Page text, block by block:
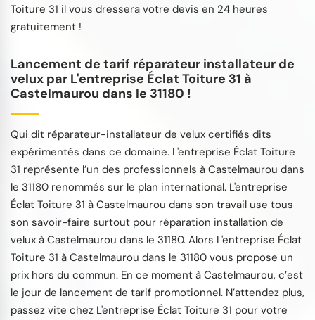
Toiture 31 il vous dressera votre devis en 24 heures
gratuitement !
Lancement de tarif réparateur installateur de
velux par L'entreprise Éclat Toiture 31 à
Castelmaurou dans le 31180 !
Qui dit réparateur-installateur de velux certifiés dits
expérimentés dans ce domaine. L'entreprise Éclat Toiture
31 représente l’un des professionnels à Castelmaurou dans
le 31180 renommés sur le plan international. L'entreprise
Éclat Toiture 31 à Castelmaurou dans son travail use tous
son savoir-faire surtout pour réparation installation de
velux à Castelmaurou dans le 31180. Alors L'entreprise Éclat
Toiture 31 à Castelmaurou dans le 31180 vous propose un
prix hors du commun. En ce moment à Castelmaurou, c’est
le jour de lancement de tarif promotionnel. N’attendez plus,
passez vite chez L'entreprise Éclat Toiture 31 pour votre